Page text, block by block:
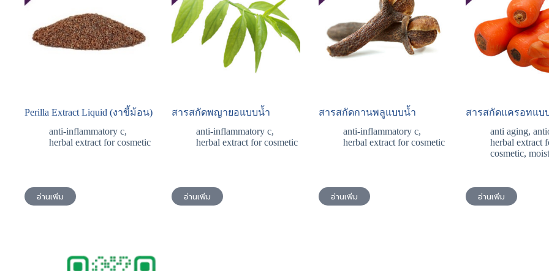
Perilla Extract Liquid (งาขี้ม้อน)
anti-inflammatory c,
herbal extract for cosmetic
อ่านเพิ่ม
สารสกัดพญายอแบบน้ำ
anti-inflammatory c,
herbal extract for cosmetic
อ่านเพิ่ม
สารสกัดกานพลูแบบน้ำ
anti-inflammatory c,
herbal extract for cosmetic
อ่านเพิ่ม
สารสกัดแครอทแบ
anti aging,
herbal extract
cosmetic,
อ่านเพิ่ม